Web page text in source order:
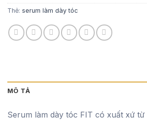
Thẻ: serum làm dày tóc
MÔ TẢ
Serum làm dày tóc FIT có xuất xứ